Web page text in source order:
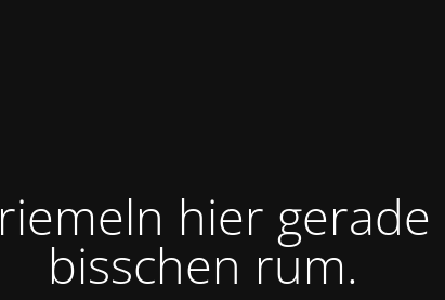
hier gerade
bisschen rum.